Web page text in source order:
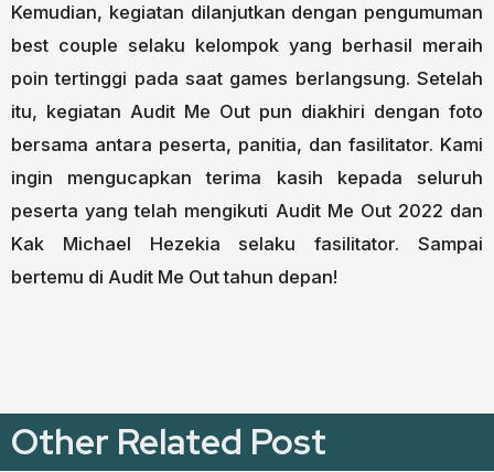
Kemudian, kegiatan dilanjutkan dengan pengumuman
best couple selaku kelompok yang berhasil meraih
poin tertinggi pada saat games berlangsung. Setelah
itu, kegiatan Audit Me Out pun diakhiri dengan foto
bersama antara peserta, panitia, dan fasilitator. Kami
ingin mengucapkan terima kasih kepada seluruh
peserta yang telah mengikuti Audit Me Out 2022 dan
Kak Michael Hezekia selaku fasilitator. Sampai
bertemu di Audit Me Out tahun depan!
Other Related Post